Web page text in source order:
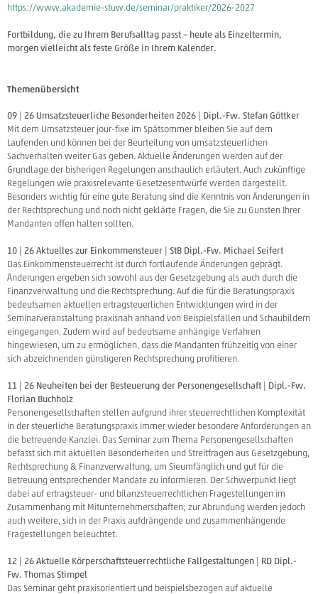
https://www.akademie-stuw.de/seminar/praktiker/2026-2027
Fortbildung, die zu Ihrem Berufsalltag passt – heute als Einzeltermin,
morgen vielleicht als feste Größe in Ihrem Kalender.
Themenübersicht
09 | 26 Umsatzsteuerliche Besonderheiten 2026 | Dipl.-Fw. Stefan Göttker
Mit dem Umsatzsteuer jour-fixe im Spätsommer bleiben Sie auf dem
Laufenden und können bei der Beurteilung von umsatzsteuerlichen
Sachverhalten weiter Gas geben. Aktuelle Änderungen werden auf der
Grundlage der bisherigen Regelungen anschaulich erläutert. Auch zukünftige
Regelungen wie praxisrelevante Gesetzesentwürfe werden dargestellt.
Besonders wichtig für eine gute Beratung sind die Kenntnis von Änderungen in
der Rechtsprechung und noch nicht geklärte Fragen, die Sie zu Gunsten Ihrer
Mandanten offen halten sollten.
10 | 26 Aktuelles zur Einkommensteuer | StB Dipl.-Fw. Michael Seifert
Das Einkommensteuerrecht ist durch fortlaufende Änderungen geprägt.
Änderungen ergeben sich sowohl aus der Gesetzgebung als auch durch die
Finanzverwaltung und die Rechtsprechung. Auf die für die Beratungspraxis
bedeutsamen aktuellen ertragsteuerlichen Entwicklungen wird in der
Seminarveranstaltung praxisnah anhand von Beispielsfällen und Schaubildern
eingegangen. Zudem wird auf bedeutsame anhängige Verfahren
hingewiesen, um zu ermöglichen, dass die Mandanten frühzeitig von einer
sich abzeichnenden günstigeren Rechtsprechung profitieren.
11 | 26 Neuheiten bei der Besteuerung der Personengesellschaft | Dipl.-Fw.
Florian Buchholz
Personengesellschaften stellen aufgrund ihrer steuerrechtlichen Komplexität
in der steuerliche Beratungspraxis immer wieder besondere Anforderungen an
die betreuende Kanzlei. Das Seminar zum Thema Personengesellschaften
befasst sich mit aktuellen Besonderheiten und Streitfragen aus Gesetzgebung,
Rechtsprechung & Finanzverwaltung, um Sieumfänglich und gut für die
Betreuung entsprechender Mandate zu informieren. Der Schwerpunkt liegt
dabei auf ertragsteuer- und bilanzsteuerrechtlichen Fragestellungen im
Zusammenhang mit Mitunternehmerschaften; zur Abrundung werden jedoch
auch weitere, sich in der Praxis aufdrängende und zusammenhängende
Fragestellungen beleuchtet.
12 | 26 Aktuelle Körperschaftsteuerrechtliche Fallgestaltungen | RD Dipl.-
Fw. Thomas Stimpel
Das Seminar geht praxisorientiert und beispielsbezogen auf aktuelle